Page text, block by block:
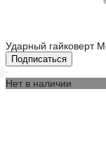
Ударный гайковерт
Подписаться
Нет в наличии